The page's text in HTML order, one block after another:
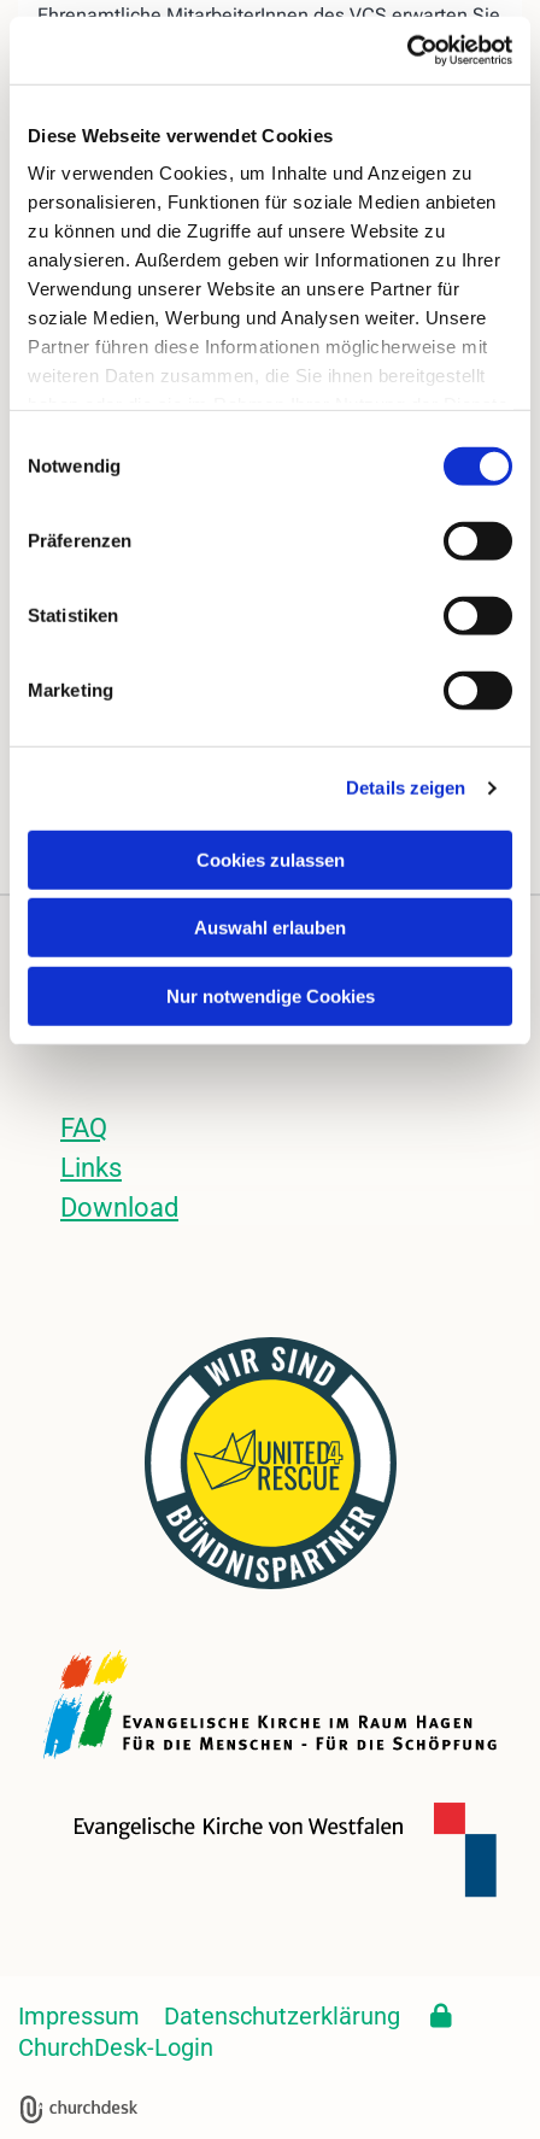
Diese Webseite verwendet Cookies
Wir verwenden Cookies, um Inhalte und Anzeigen zu
personalisieren, Funktionen für soziale Medien anbieten
zu können und die Zugriffe auf unsere Website zu
analysieren. Außerdem geben wir Informationen zu Ihrer
Verwendung unserer Website an unsere Partner für
soziale Medien, Werbung und Analysen weiter. Unsere
Partner führen diese Informationen möglicherweise mit
weiteren Daten zusammen, die Sie ihnen bereitgestellt
Notwendig
Präferenzen
Statistiken
Marketing
Details zeigen
Cookies zulassen
Auswahl erlauben
Nur notwendige Cookies
Ehrenamtliche MitarbeiterInnen des VCS erwarten Sie
auf der «Lebensbank« am Evangelischen Friedhof in
Gelegenheit, miteinander insGespräch zu kommen,
Ihrer Trauer einen Ort zu geben, aber auch
IhrHoffnungen für das zukünftige Leben ohne den
geliebten Menschen.
Bei Regenwetter treffen wir uns donnerstagsin der
„Speisekammer 16“ (ehemals Blumen König),
Kirchender Dorfweg 16.
Kalender
FAQ
Links
Download
Impressum
Datenschutzerklärung
ChurchDesk-Login